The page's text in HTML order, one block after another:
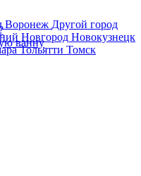
Воронеж Другой город
Новгород Новокузнецк
Тольятти Томск
ванну